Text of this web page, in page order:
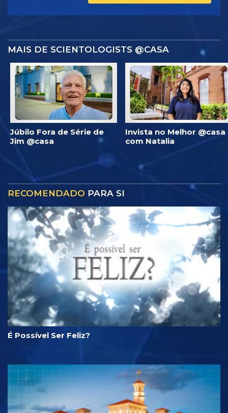
MAIS DE SCIENTOLOGISTS @CASA
Júbilo Fora de Série de
Jim @casa
Invista no Melhor @casa
com Natalia
RECOMENDADO PARA SI
É Possível Ser Feliz?